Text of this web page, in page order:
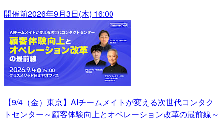
開催前2026年9月3日(木) 16:00
【9/4（金）東京】AIチームメイトが変える次世代コンタク
トセンター～顧客体験向上とオペレーション改革の最前線～